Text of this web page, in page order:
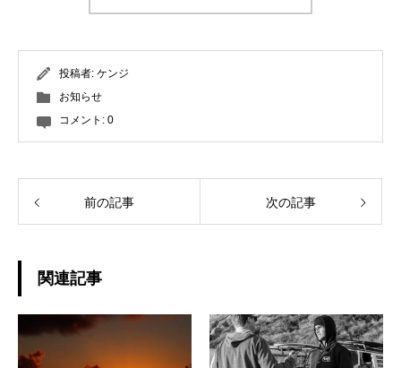
投稿者: ケンジ
お知らせ
コメント: 0
前の記事 次の記事
関連記事